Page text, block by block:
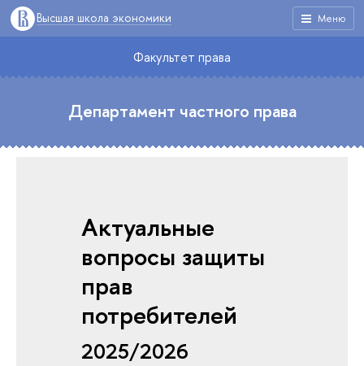
Меню
Высшая школа экономики
Факультет права
Департамент частного права
Актуальные
вопросы защиты
прав
потребителей
2025/2026